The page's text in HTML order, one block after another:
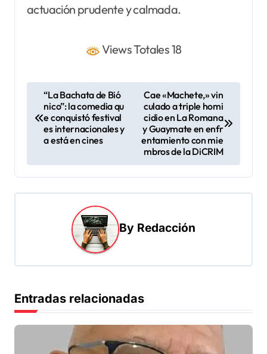
actuación prudente y calmada.
Views Totales 18
g
a
n
e
e
“La Bachata de Bió
nico”: la comedia qu
e conquistó festival
es internacionales y
a está en cines
Cae «Machete,» vin
culado a triple homi
cidio en La Romana
y Guaymate en enfr
entamiento con mie
mbros de la DiCRIM
By Redacción
Entradas relacionadas